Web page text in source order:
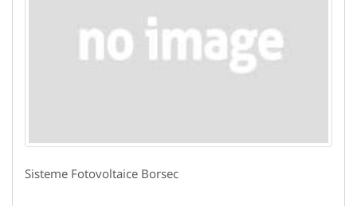
Sisteme Fotovoltaice Borsec